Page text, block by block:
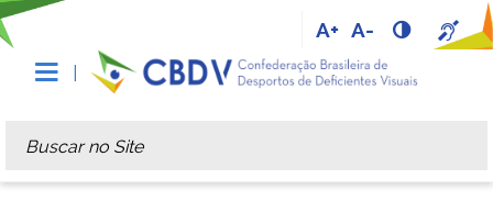
A+ A-
Busca
Busca Avançada…